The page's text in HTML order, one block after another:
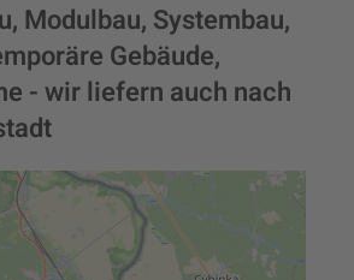
Modulbau, Systembau,
Gebäude,
- wir liefern auch nach